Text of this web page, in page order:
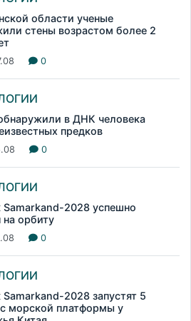
области ученые
стены возрастом более 2
0
в ДНК человека
предков
0
Samarkand-2028 успешно
на орбиту
0
Samarkand-2028 запустят 5
с морской платформы у